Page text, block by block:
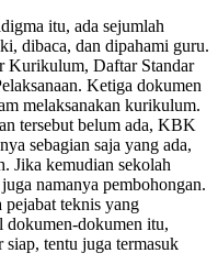
itu, ada sejumlah
dibaca, dan dipahami guru.
Kurikulum, Daftar Standar
Ketiga dokumen
melaksanakan kurikulum.
tersebut belum ada, KBK
sebagian saja yang ada,
Jika kemudian sekolah
namanya pembohongan.
pejabat teknis yang
dokumen-dokumen itu,
siap, tentu juga termasuk